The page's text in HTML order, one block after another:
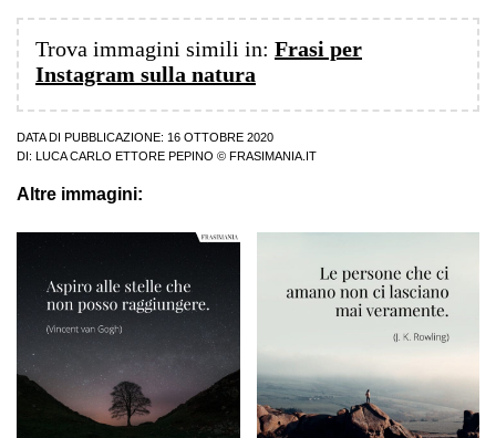
Trova immagini simili in: Frasi per
Instagram sulla natura
DATA DI PUBBLICAZIONE: 16 OTTOBRE 2020
DI:
LUCA CARLO ETTORE PEPINO © FRASIMANIA.IT
Altre immagini: